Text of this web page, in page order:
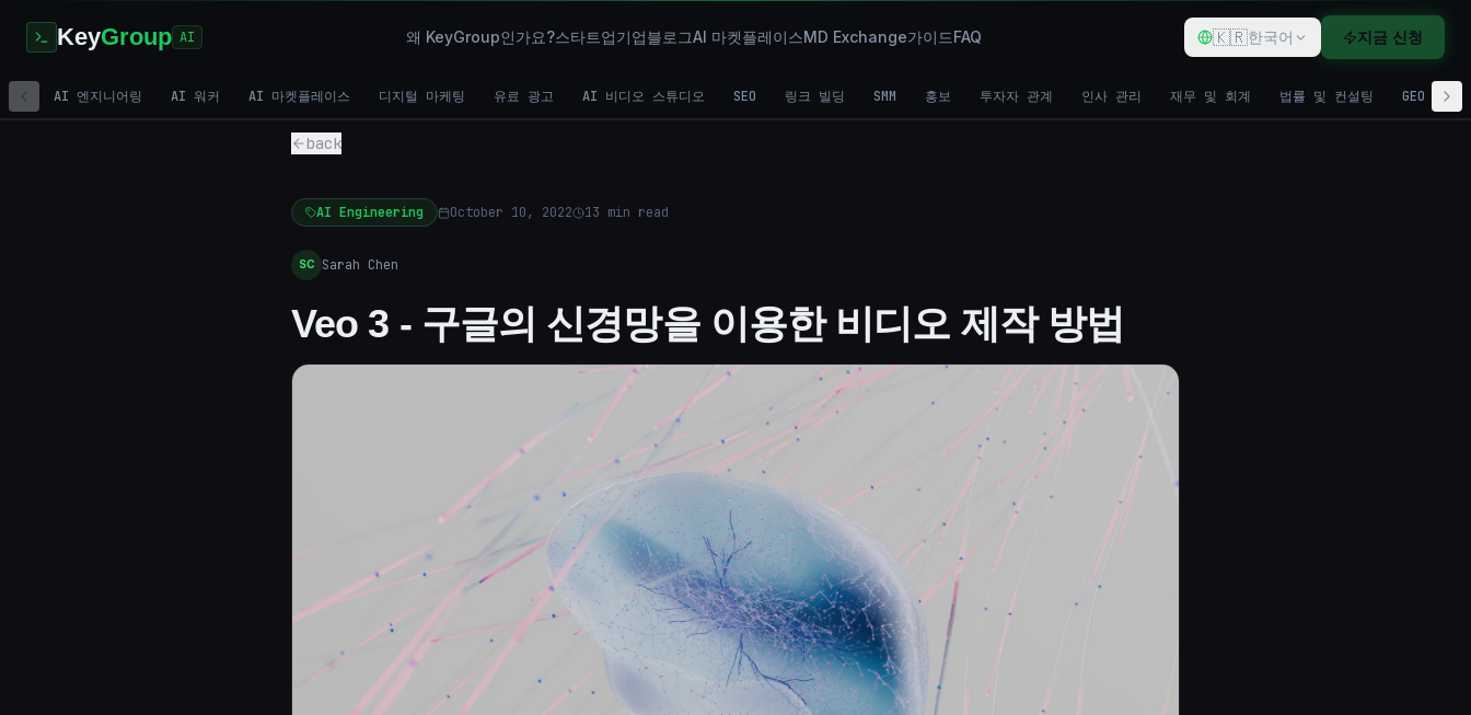
KeyGroup AI 왜 KeyGroup인가요?스타트업기업블로그AI 마켓플레이스MD Exchange가이드FAQ 🇰🇷한국어 지금 신청
AI 엔지니어링 AI 워커 AI 마켓플레이스 디지털 마케팅 유료 광고 AI 비디오 스튜디오 SEO 링크 빌딩 SMM 홍보 투자자 관계 인사 관리 재무 및 회계 법률 및 컨설팅 GEO
back
AI Engineering October 10, 2022 13 min read
SC Sarah Chen
Veo 3 - 구글의 신경망을 이용한 비디오 제작 방법